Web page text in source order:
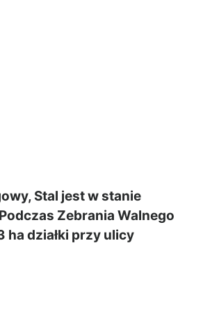
Stal jest w stanie
Zebrania Walnego
ha działki przy ulicy